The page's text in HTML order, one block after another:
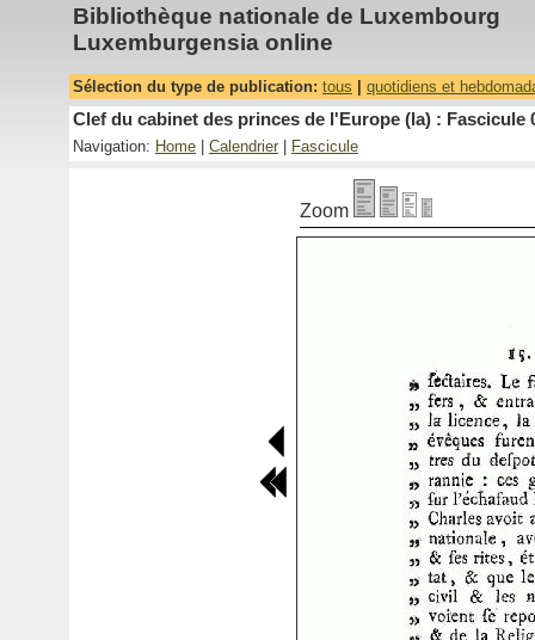
Bibliothèque nationale de Luxembourg
Luxemburgensia online
Sélection du type de publication: tous quotidiens et
Clef du cabinet des princes de l'Europe (la) : Fascicule
Navigation: Home Calendrier Fascicule
Zoom